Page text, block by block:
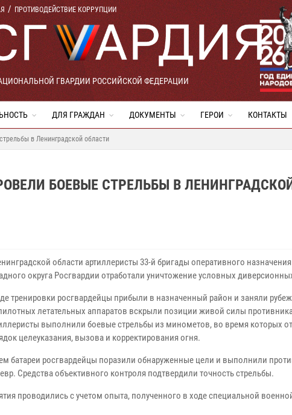
ПРОТИВОДЕЙСТВИЕ КОРРУПЦИИ
ГВАРДИИ РОССИЙСКОЙ ФЕДЕРАЦИИ
ДЛЯ ГРАЖДАН ДОКУМЕНТЫ ГЕРОИ КОНТАКТЫ
в Ленинградской области
БОЕВЫЕ СТРЕЛЬБЫ В
области артиллеристы 33-й бригады оперативного
округа Росгвардии отработали уничтожение условных
тренировки росгвардейцы прибыли в назначенный район и заняли
летательных аппаратов вскрыли позиции живой силы
выполнили боевые стрельбы из минометов, во время которых
целеуказания, вызова и корректирования огня.
батареи росгвардейцы поразили обнаруженные цели и выполнили
Средства объективного контроля подтвердили точность стрельбы.
проводились с учетом опыта, полученного в ходе специальной